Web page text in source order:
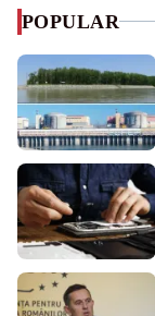
POPULAR